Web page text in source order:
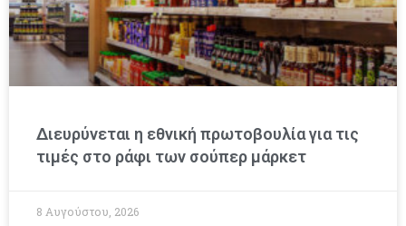
Διευρύνεται η εθνική πρωτοβουλία για τις
τιμές στο ράφι των σούπερ μάρκετ
8 Αυγούστου, 2026